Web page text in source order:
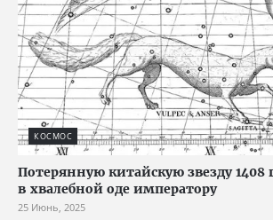
КОСМОС
Потерянную китайскую звезду 1408
в хвалебной оде императору
25 Июнь, 2025